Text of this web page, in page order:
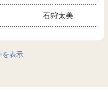
石狩太美
を表示